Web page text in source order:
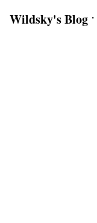
Wildsky's Blog ・